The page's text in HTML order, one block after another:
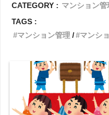
CATEGORY : マンション管
TAGS :
マンション管理
マンシ